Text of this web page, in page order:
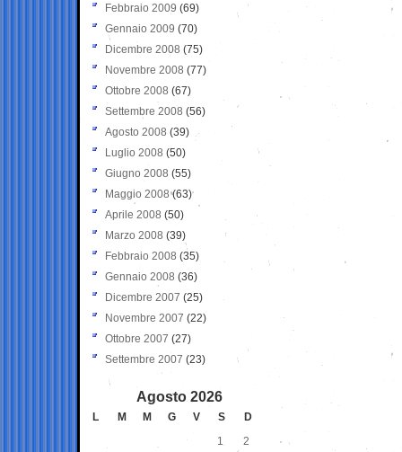
Febbraio 2009 (69)
Gennaio 2009 (70)
Dicembre 2008 (75)
Novembre 2008 (77)
Ottobre 2008 (67)
Settembre 2008 (56)
Agosto 2008 (39)
Luglio 2008 (50)
Giugno 2008 (55)
Maggio 2008(63)
Aprile 2008 (50)
Marzo 2008 (39)
Febbraio 2008 (35)
Gennaio 2008 (36)
Dicembre 2007 (25)
Novembre 2007 (22)
Ottobre 2007 (27)
Settembre 2007 (23)
Agosto 2026
L M M G V S
D
1
2